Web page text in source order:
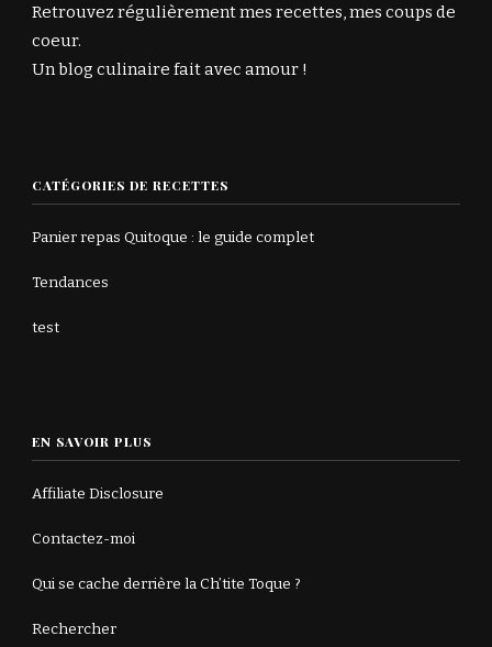
Retrouvez régulièrement mes recettes, mes coups de
coeur.
Un blog culinaire fait avec amour !
CATÉGORIES DE RECETTES
Panier repas Quitoque : le guide complet
Tendances
test
EN SAVOIR PLUS
Affiliate Disclosure
Contactez-moi
Qui se cache derrière la Ch’tite Toque ?
Rechercher